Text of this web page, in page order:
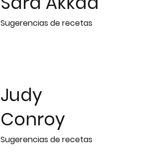
Sugerencias de recetas
Judy
Conroy
Sugerencias de recetas